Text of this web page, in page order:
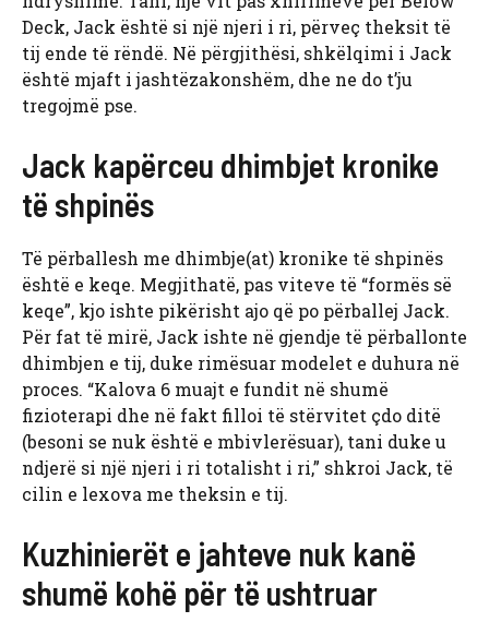
Deck, Jack është si një njeri i ri, përveç theksit të
tij ende të rëndë. Në përgjithësi, shkëlqimi i Jack
është mjaft i jashtëzakonshëm, dhe ne do t’ju
tregojmë pse.
Jack kapërceu dhimbjet kronike
të shpinës
Të përballesh me dhimbje(at) kronike të shpinës
është e keqe. Megjithatë, pas viteve të “formës së
keqe”, kjo ishte pikërisht ajo që po përballej Jack.
Për fat të mirë, Jack ishte në gjendje të përballonte
dhimbjen e tij, duke rimësuar modelet e duhura në
proces. “Kalova 6 muajt e fundit në shumë
fizioterapi dhe në fakt filloi të stërvitet çdo ditë
(besoni se nuk është e mbivlerësuar), tani duke u
ndjerë si një njeri i ri totalisht i ri,” shkroi Jack, të
cilin e lexova me theksin e tij.
Kuzhinierët e jahteve nuk kanë
shumë kohë për të ushtruar